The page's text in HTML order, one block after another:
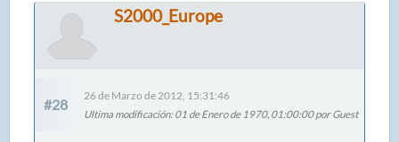
S2000_Europe
#28
26 de Marzo de 2012, 15:31:46
Ultima modificación: 01 de Enero de 1970, 01:00:00 por Guest